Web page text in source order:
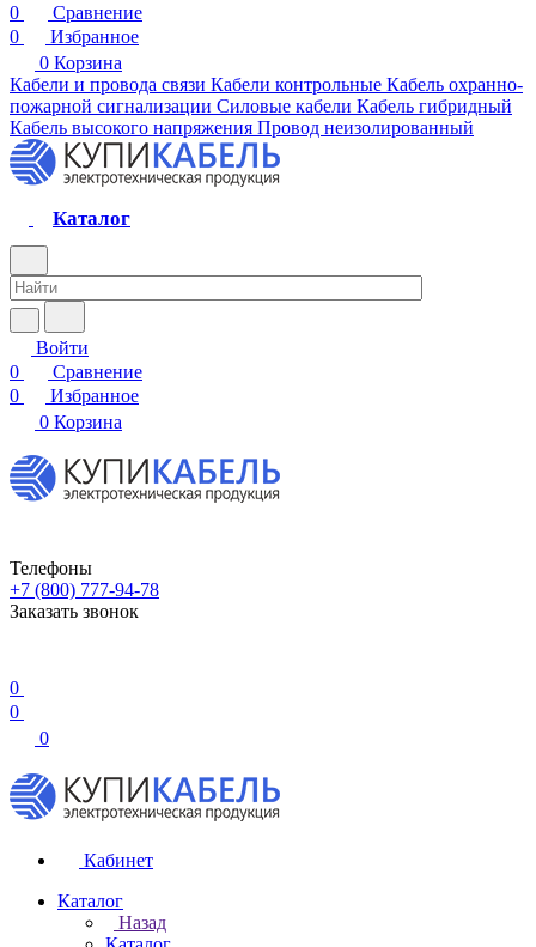
0
Сравнение
0
Избранное
0 Корзина
Кабели и провода связи Кабели контрольные Кабель охранно-
пожарной сигнализации Силовые кабели Кабель гибридный
Кабель высокого напряжения Провод неизолированный
Каталог
Войти
0
Сравнение
0
Избранное
0 Корзина
Телефоны
+7 (800) 777-94-78
Заказать звонок
0
0
0
Кабинет
Каталог
Назад